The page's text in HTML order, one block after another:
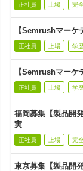
正社員 上場 完
【Semrushマーケ
正社員 上場 学
【Semrushマーケ
正社員 上場 学
福岡募集【製品開
実
正社員 上場 完
東京募集【製品開